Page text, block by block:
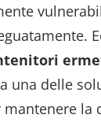
una delle
la